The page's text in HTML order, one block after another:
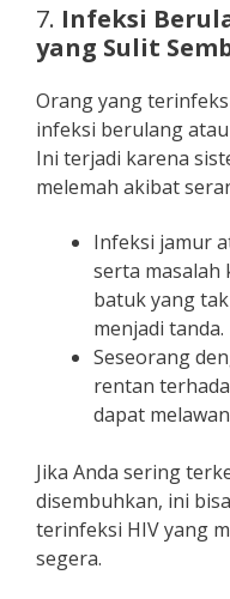
7. Infeksi
yang Sulit
Orang yang
infeksi berulang
Ini terjadi karena
melemah akibat
Infeksi jamur
serta masalah
batuk yang
menjadi tanda.
Seseorang
rentan
dapat
Jika Anda sering
disembuhkan, ini
terinfeksi HIV yang
segera.